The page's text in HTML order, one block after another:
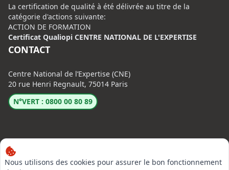
Nous utilisons des cookies pour assurer le bon fonctionnement
La certification de qualité à été délivrée au titre de la
catégorie d'actions suivante:
ACTION DE FORMATION
Certificat Qualiopi CENTRE NATIONAL DE L'EXPERTISE
CONTACT
Centre National de l’Expertise (CNE)
20 rue Henri Regnault, 75014 Paris
N°VERT : 0800 00 80 89